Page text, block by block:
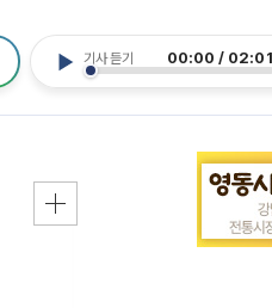
기사 듣기 00:00 / 02:01